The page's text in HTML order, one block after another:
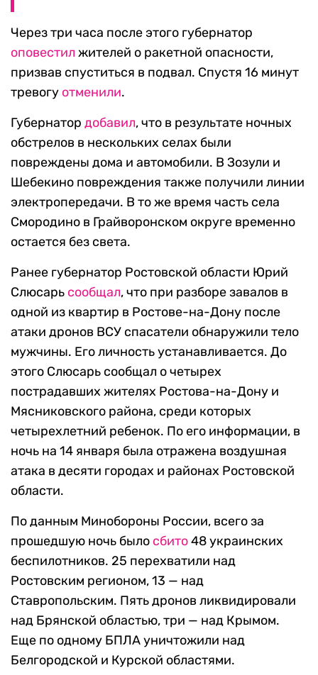
Через три часа после этого губернатор
оповестил жителей о ракетной опасности,
призвав спуститься в подвал. Спустя 16 минут
тревогу отменили.
Губернатор добавил, что в результате ночных
обстрелов в нескольких селах были
повреждены дома и автомобили. В Зозули и
Шебекино повреждения также получили линии
электропередачи. В то же время часть села
Смородино в Грайворонском округе временно
остается без света.
Ранее губернатор Ростовской области Юрий
Слюсарь сообщал, что при разборе завалов в
одной из квартир в Ростове-на-Дону после
атаки дронов ВСУ спасатели обнаружили тело
мужчины. Его личность устанавливается. До
этого Слюсарь сообщал о четырех
пострадавших жителях Ростова-на-Дону и
Мясниковского района, среди которых
четырехлетний ребенок. По его информации, в
ночь на 14 января была отражена воздушная
атака в десяти городах и районах Ростовской
области.
По данным Минобороны России, всего за
прошедшую ночь было сбито48 украинских
беспилотников. 25 перехватили над
Ростовским регионом, 13 — над
Ставропольским. Пять дронов ликвидировали
над Брянской областью, три — над Крымом.
Еще по одному БПЛА уничтожили над
Белгородской и Курской областями.